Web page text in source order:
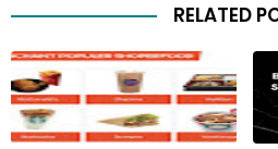
RELATED